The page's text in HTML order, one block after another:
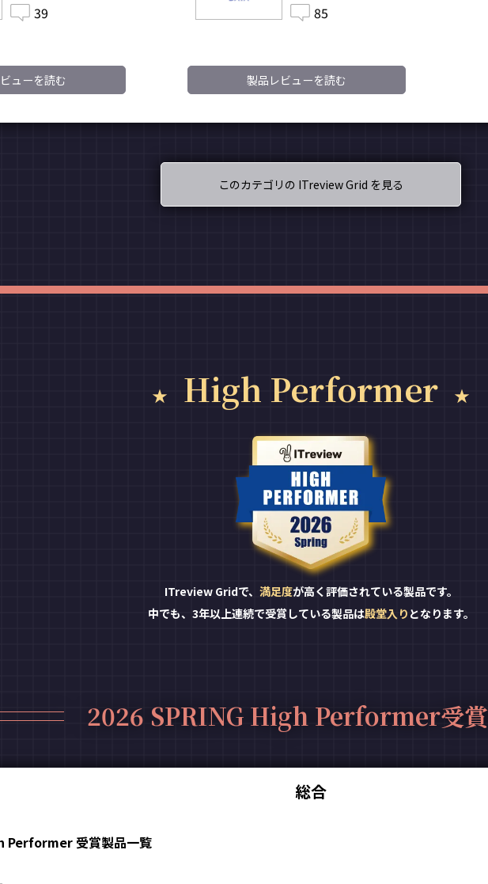
39
ューを読む
85
製品レビューを読む
このカテゴリの ITreview Grid を見る
High Performer
ITreview Gridで、 満足度が高く評価されている製品です。
中でも、3年以上連続で受賞している製品は殿堂入り となります。
2026 SPRING High Performer受
総合
Performer 受賞製品一覧